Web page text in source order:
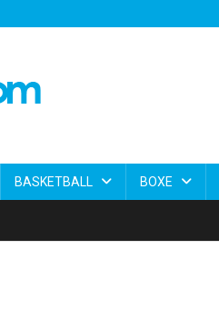
BASKETBALL BOXE